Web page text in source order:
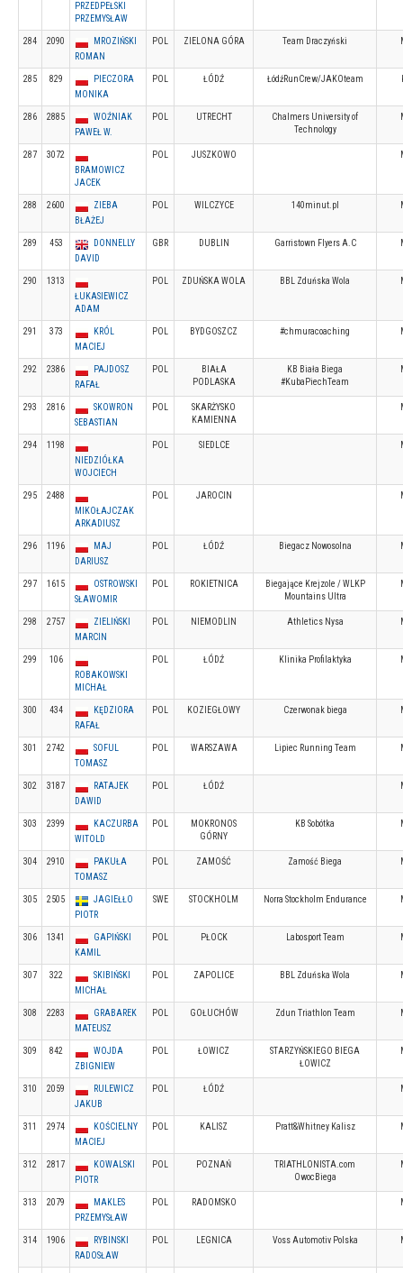
PRZEDPEŁSKI
PRZEMYSŁAW
284 2090
MROZIŃSKI
ROMAN
POL ZIELONA GÓRA Team Draczyński
285 829
PIECZORA
MONIKA
POL ŁÓDŹ ŁódźRunCrew/JAKOteam
286 2885
WOŹNIAK
PAWEŁ W.
POL UTRECHT
Chalmers University of
Technology
287
3072
BRAMOWICZ
JACEK
POL JUSZKOWO
288 2600
ZIEBA
BŁAŻEJ
POL WILCZYCE 140minut.pl
289 453
DONNELLY
DAVID
GBR DUBLIN Garristown Flyers A.C
290
1313
ŁUKASIEWICZ
ADAM
POL ZDUŃSKA WOLA BBL Zduńska Wola
291 373
KRÓL
MACIEJ
POL BYDGOSZCZ #chmuracoaching
292 2386
PAJDOSZ
RAFAŁ
POL
BIAŁA
PODLASKA
KB Biała Biega
#KubaPiechTeam
293 2816
SKOWRON
SEBASTIAN
POL
SKARŻYSKO
KAMIENNA
294
1198
NIEDZIÓŁKA
WOJCIECH
POL SIEDLCE
295
2488
MIKOŁAJCZAK
ARKADIUSZ
POL JAROCIN
296 1196
MAJ
DARIUSZ
POL ŁÓDŹ Biegacz Nowosolna
297 1615
OSTROWSKI
SŁAWOMIR
POL ROKIETNICA
Biegające Krejzole / WLKP
Mountains Ultra
298 2757
ZIELIŃSKI
MARCIN
POL NIEMODLIN Athletics Nysa
299
106
ROBAKOWSKI
MICHAŁ
POL ŁÓDŹ Klinika Profilaktyka
300 434
KĘDZIORA
RAFAŁ
POL KOZIEGŁOWY Czerwonak biega
301 2742
SOFUL
TOMASZ
POL WARSZAWA Lipiec Running Team
302 3187
RATAJEK
DAWID
POL ŁÓDŹ
303 2399
KACZURBA
WITOLD
POL
MOKRONOS
GÓRNY
KB Sobótka
304 2910
PAKUŁA
TOMASZ
POL ZAMOŚĆ Zamość Biega
305 2505
JAGIEŁŁO
PIOTR
SWE STOCKHOLM Norra Stockholm Endurance
306 1341
GAPIŃSKI
KAMIL
POL PŁOCK Labosport Team
307 322
SKIBIŃSKI
MICHAŁ
POL ZAPOLICE BBL Zduńska Wola
308 2283
GRABAREK
MATEUSZ
POL GOŁUCHÓW Zdun Triathlon Team
309 842
WOJDA
ZBIGNIEW
POL ŁOWICZ
STARZYŃSKIEGO BIEGA
ŁOWICZ
310 2059
RULEWICZ
JAKUB
POL ŁÓDŹ
311 2974
KOŚCIELNY
MACIEJ
POL KALISZ Pratt&Whitney Kalisz
312 2817
KOWALSKI
PIOTR
POL POZNAŃ
TRIATHLONISTA.com
OwocBiega
313 2079
MAKLES
PRZEMYSŁAW
POL RADOMSKO
314 1906
RYBINSKI
RADOSŁAW
POL LEGNICA Voss Automotiv Polska